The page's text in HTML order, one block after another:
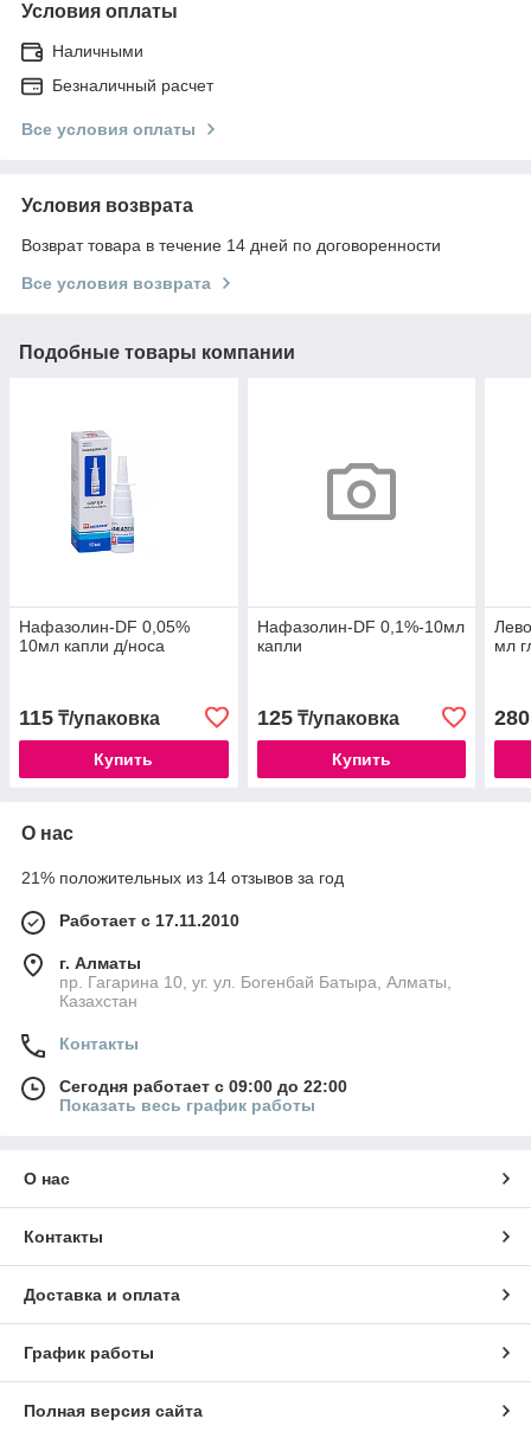
Условия оплаты
Наличными
Безналичный расчет
Все условия оплаты
Условия возврата
Возврат товара в течение 14 дней по договоренности
Все условия возврата
Подобные товары компании
Нафазолин-DF 0,05%
10мл капли д/носа
115 ₸/упаковка
Купить
Нафазолин-DF 0,1%-10мл
капли
125₸/упаковка
Купить
мл
280
О нас
21% положительных из 14 отзывов за год
Работает с 17.11.2010
г. Алматы
пр. Гагарина 10, уг. ул. Богенбай Батыра, Алматы,
Казахстан
Контакты
Сегодня работает с 09:00 до 22:00
Показать весь график работы
О нас
Контакты
Доставка и оплата
График работы
Полная версия сайта